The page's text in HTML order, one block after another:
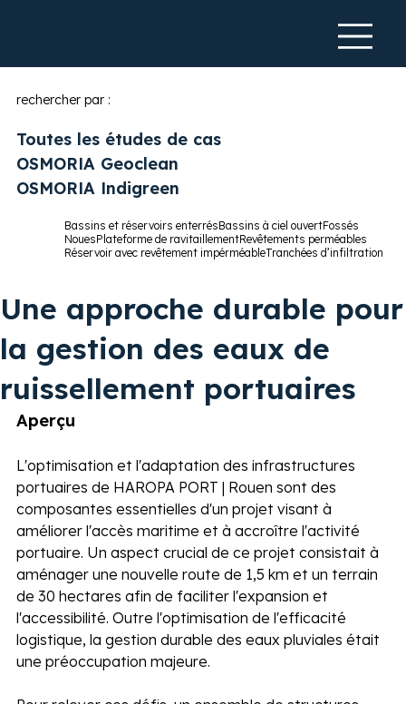
Une approche durable pour
la gestion des eaux de
ruissellement portuaires
Aperçu
L'optimisation et l'adaptation des infrastructures
portuaires de HAROPA PORT | Rouen sont des
composantes essentielles d'un projet visant à
améliorer l'accès maritime et à accroître l'activité
portuaire. Un aspect crucial de ce projet consistait à
aménager une nouvelle route de 1,5 km et un terrain
de 30 hectares afin de faciliter l'expansion et
l'accessibilité. Outre l'optimisation de l'efficacité
logistique, la gestion durable des eaux pluviales était
une préoccupation majeure.
rechercher par :
Toutes les études de cas
OSMORIA Geoclean
OSMORIA Indigreen
Bassins et réservoirs enterrésBassins à ciel ouvertFossés
Noues​Plateforme de ravitaillementRevêtements perméables
Réservoir avec revêtement impérméableTranchées d’infiltration